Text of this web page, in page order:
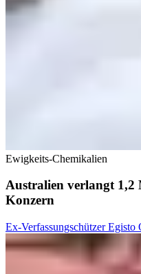
Ewigkeits-Chemikalien
Australien verlangt
Konzern
Ex-Verfassungschützer